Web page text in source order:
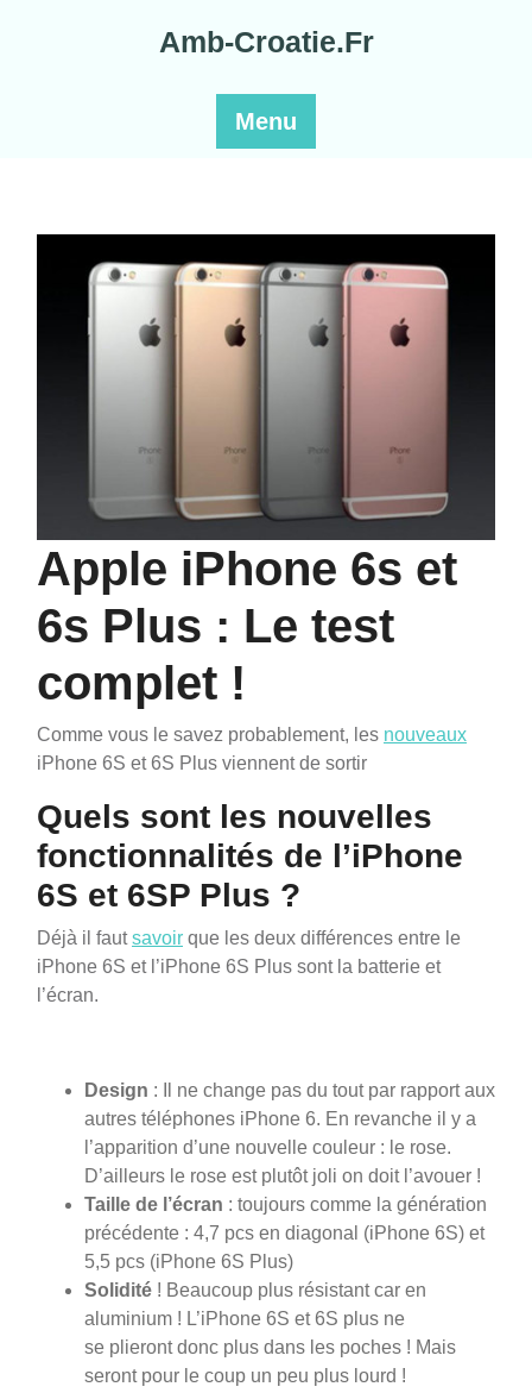
Amb-Croatie.Fr
Menu
Apple iPhone 6s et
6s Plus : Le test
complet !
Comme vous le savez probablement, les nouveaux
iPhone 6S et 6S Plus viennent de sortir
Quels sont les nouvelles
fonctionnalités de l’iPhone
6S et 6SP Plus ?
Déjà il fautsavoir que les deux différences entre le
iPhone 6S et l’iPhone 6S Plus sont la batterie et
l’écran.
Design : Il ne change pas du tout par rapport aux
autres téléphones iPhone 6. En revanche il y a
l’apparition d’une nouvelle couleur : le rose.
D’ailleurs le rose est plutôt joli on doit l’avouer !
Taille de l’écran : toujours comme la génération
précédente : 4,7 pcs en diagonal (iPhone 6S) et
5,5 pcs (iPhone 6S Plus)
Solidité ! Beaucoup plus résistant car en
aluminium ! L’iPhone 6S et 6S plus ne
se plieront donc plus dans les poches ! Mais
seront pour le coup un peu plus lourd !